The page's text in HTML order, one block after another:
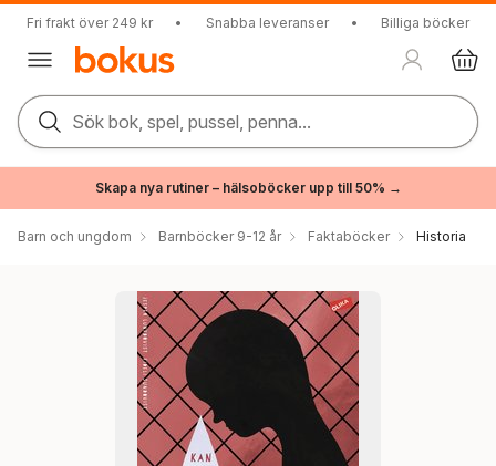
Fri frakt över 249 kr • Snabba leveranser • Billiga böcker
Sök bok, spel, pussel, penna...
Skapa nya rutiner – hälsoböcker upp till 50% →
Barn och ungdom Barnböcker 9-12 år Faktaböcker Historia